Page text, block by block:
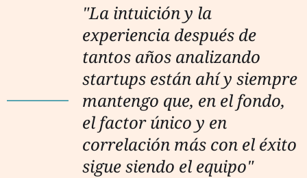
"La intuición y la
experiencia después de
tantos años analizando
startups están ahí y siempre
mantengo que, en el fondo,
el factor único y en
correlación más con el éxito
sigue siendo el equipo"